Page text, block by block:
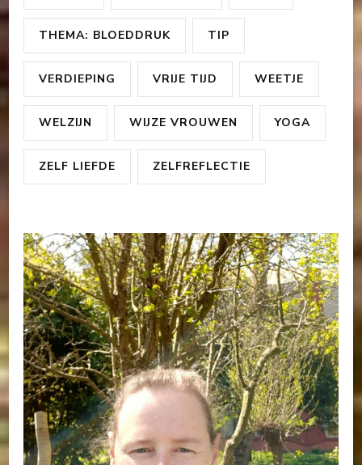
THEMA: BLOEDDRUK TIP
VERDIEPING VRIJE TIJD WEETJE
WELZIJN WIJZE VROUWEN YOGA
ZELF LIEFDE ZELFREFLECTIE